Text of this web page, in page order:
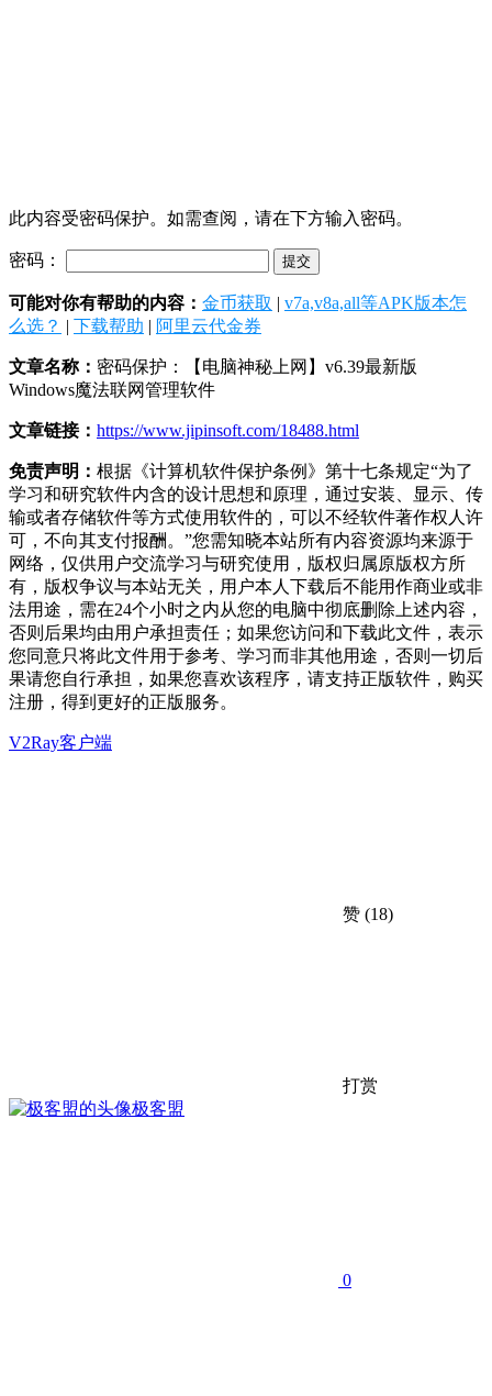
此内容受密码保护。如需查阅，请在下方输入密码。
密码：
可能对你有帮助的内容： 金币获取 | v7a,v8a,all等APK版本怎
么选？ | 下载帮助 | 阿里云代金券
文章名称： 密码保护：【电脑神秘上网】v6.39最新版
Windows魔法联网管理软件
文章链接： https://www.jipinsoft.com/18488.html
免责声明： 根据《计算机软件保护条例》第十七条规定“为了
学习和研究软件内含的设计思想和原理，通过安装、显示、传
输或者存储软件等方式使用软件的，可以不经软件著作权人许
可，不向其支付报酬。”您需知晓本站所有内容资源均来源于
网络，仅供用户交流学习与研究使用，版权归属原版权方所
有，版权争议与本站无关，用户本人下载后不能用作商业或非
法用途，需在24个小时之内从您的电脑中彻底删除上述内容，
否则后果均由用户承担责任；如果您访问和下载此文件，表示
您同意只将此文件用于参考、学习而非其他用途，否则一切后
果请您自行承担，如果您喜欢该程序，请支持正版软件，购买
注册，得到更好的正版服务。
V2Ray客户端
赞 (18)
打赏
极客盟
0